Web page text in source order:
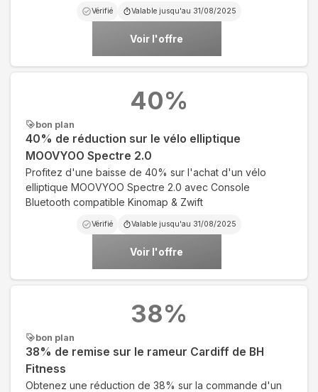
Vérifié Valable jusqu'au 31/08/2025
Voir l'offre
bon plan
40% de réduction sur le vélo elliptique
MOOVYOO Spectre 2.0
Profitez d'une baisse de 40% sur l'achat d'un vélo
elliptique MOOVYOO Spectre 2.0 avec Console
Bluetooth compatible Kinomap & Zwift
Vérifié Valable jusqu'au 31/08/2025
Voir l'offre
40%
bon plan
38% de remise sur le rameur Cardiff de BH
Fitness
Obtenez une réduction de 38% sur la commande d'un
38%